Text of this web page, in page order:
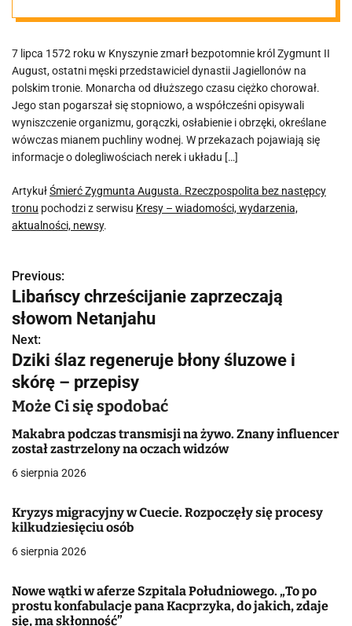
bez następcy
tronu
7 lipca 1572 roku w Knyszynie zmarł bezpotomnie król Zygmunt II
August, ostatni męski przedstawiciel dynastii Jagiellonów na
polskim tronie. Monarcha od dłuższego czasu ciężko chorował.
Jego stan pogarszał się stopniowo, a współcześni opisywali
wyniszczenie organizmu, gorączki, osłabienie i obrzęki, określane
wówczas mianem puchliny wodnej. W przekazach pojawiają się
informacje o dolegliwościach nerek i układu […]
ArtykułŚmierć Zygmunta Augusta. Rzeczpospolita bez następcy
tronu pochodzi z serwisu Kresy – wiadomości, wydarzenia,
aktualności, newsy.
N
a
w
i
g
a
c
a
w
i
Previous:
Libańscy chrześcijanie zaprzeczają
słowom Netanjahu
Next:
Dziki ślaz regeneruje błony śluzowe i
skórę – przepisy
Może Ci się spodobać
Makabra podczas transmisji na żywo. Znany influencer
został zastrzelony na oczach widzów
6 sierpnia 2026
Kryzys migracyjny w Cuecie. Rozpoczęły się procesy
kilkudziesięciu osób
6 sierpnia 2026
Nowe wątki w aferze Szpitala Południowego. „To po
prostu konfabulacje pana Kacprzyka, do jakich, zdaje
się, ma skłonność”